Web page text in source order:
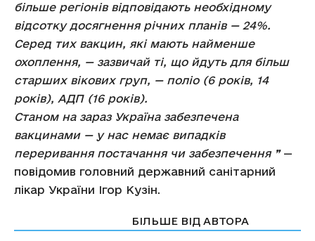
більше регіонів відповідають необхідному
відсотку досягнення річних планів — 24%.
Серед тих вакцин, які мають найменше
охоплення, — зазвичай ті, що йдуть для більш
старших вікових груп, — поліо (6 років, 14
років), АДП (16 років).
Станом на зараз Україна забезпечена
вакцинами — у нас немає випадків
переривання постачання чи забезпечення ❞—
повідомив головний державний санітарний
лікар України Ігор Кузін.
БІЛЬШЕ ВІД АВТОРА